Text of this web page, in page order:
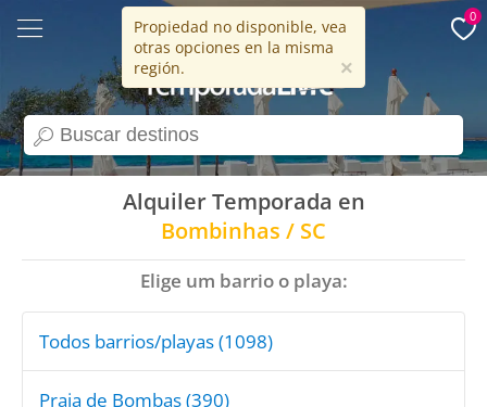
search
15 años
0
Propiedad no disponible, vea
otras opciones en la misma
región.
×
Alquiler Temporada en
Bombinhas / SC
Elige um barrio o playa:
Todos barrios/playas (1098)
Praia de Bombas (390)